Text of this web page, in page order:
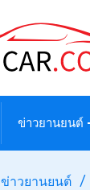
ข่าวยานยนต์
ข่าวยานยนต์